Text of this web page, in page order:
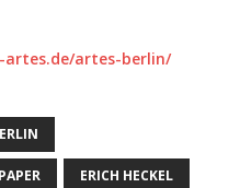
artes-berlin/
ERICH HECKEL